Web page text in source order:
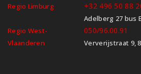
Regio Limburg
+32 496 50 88
Adelberg 27 bus
Regio West-
Vlaanderen
050/96.00.91
Ververijstraat 9,